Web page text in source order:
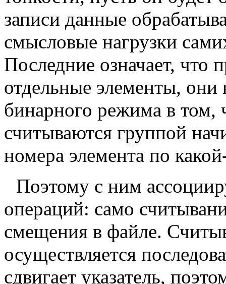
записи данные
смысловые нагрузки
Последние означает, что
отдельные элементы, они
бинарного режима в том,
считываются группой
номера элемента по
Поэтому с ним
операций: само
смещения в файле.
осуществляется
сдвигает указатель,